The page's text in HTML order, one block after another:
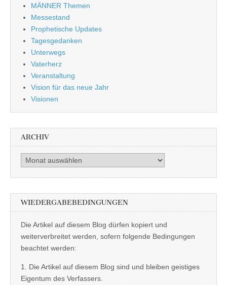
MÄNNER Themen
Messestand
Prophetische Updates
Tagesgedanken
Unterwegs
Vaterherz
Veranstaltung
Vision für das neue Jahr
Visionen
ARCHIV
Archiv
WIEDERGABEBEDINGUNGEN
Die Artikel auf diesem Blog dürfen kopiert und
weiterverbreitet werden, sofern folgende Bedingungen
beachtet werden:
1. Die Artikel auf diesem Blog sind und bleiben geistiges
Eigentum des Verfassers.